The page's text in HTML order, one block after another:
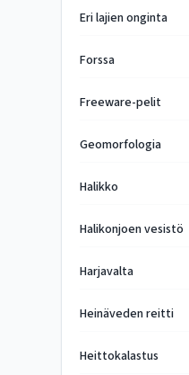
Eri lajien onginta
Forssa
Freeware-pelit
Geomorfologia
Halikko
Halikonjoen vesistö
Harjavalta
Heinäveden reitti
Heittokalastus